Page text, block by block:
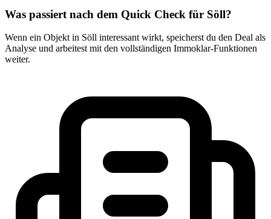
Was passiert nach dem Quick Check für Söll?
Wenn ein Objekt in Söll interessant wirkt, speicherst du den Deal als
Analyse und arbeitest mit den vollständigen Immoklar-Funktionen
weiter.